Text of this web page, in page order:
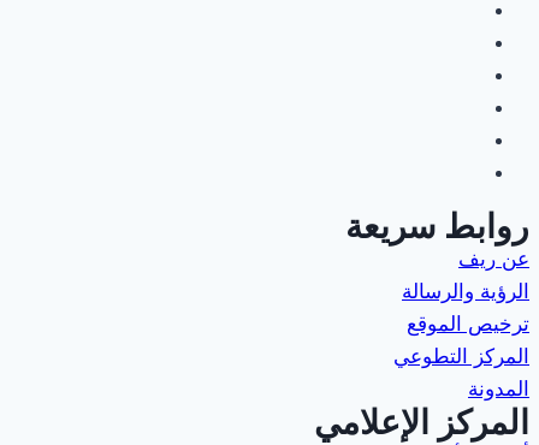
روابط سريعة
عن ريف
الرؤية والرسالة
ترخيص الموقع
المركز التطوعي
المدونة
المركز الإعلامي